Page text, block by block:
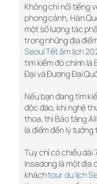
Không chỉ nổi tiếng
phong cảnh, Hàn
một số lượng tác
trong những địa
Seoul Tết âm lịch
tìm kiếm đó chính là
Đại và Đương Đại
Nếu bạn đang tìm
độc đáo, khi nghệ
thoa, thì Bảo tàng
là điểm đến lý tưởng
Tuy chỉ có chiều dài
Insadong là một địa
kháchtour du lịch